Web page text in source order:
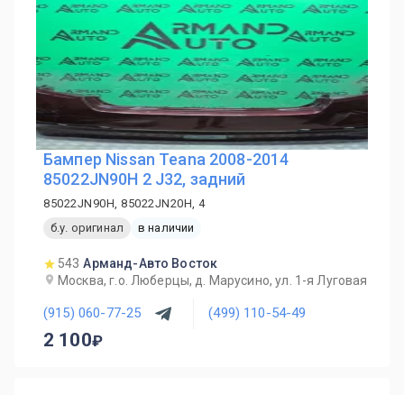
Бампер Nissan Teana 2008-2014
85022JN90H 2 J32, задний
85022JN90H, 85022JN20H, 4
б.у. оригинал
в наличии
543 Арманд-Авто Восток
Москва, г.о. Люберцы, д. Марусино, ул. 1-я Луговая
(915) 060-77-25 (499) 110-54-49
2 100